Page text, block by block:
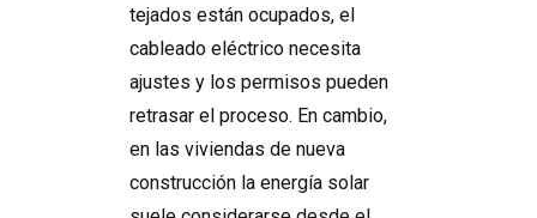
tejados están ocupados, el
cableado eléctrico necesita
ajustes y los permisos pueden
retrasar el proceso. En cambio,
en las viviendas de nueva
construcción la energía solar